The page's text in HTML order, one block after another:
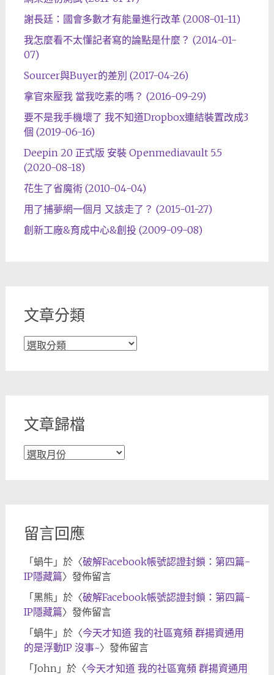
謝長廷：國會多數才有能量進行改革 (2008-01-11)
我怎麼看不太懂記者寫的論點是什麼？ (2014-01-
07)
Sourcer與Buyer的差別 (2017-04-26)
拿官來壓我 當我吃素的嗎？ (2016-09-29)
要不是我手機壞了 我不知道Dropbox連結裝置改成3
個 (2019-06-16)
Deepin 20 正式版 安裝 Openmediavault 5.5
(2020-08-18)
花生了省魔術 (2010-04-04)
用了捕夢網一個月 又該走了？ (2015-01-27)
創新工廠&育成中心&創投 (2009-09-08)
文章分類
文
文章歸檔
文
留言回應
「蝸牛」於〈破解Facebook帳號認證封鎖：第四篇-
IP隱藏篇〉發佈留言
「黑熊 」於〈破解Facebook帳號認證封鎖：第四篇-
IP隱藏篇〉發佈留言
「蝸牛」於〈今天才知道 我的社區寬頻 群揚資通用
的是浮動IP 沒事~〉發佈留言
「John 」於〈今天才知道 我的社區寬頻 群揚資通用